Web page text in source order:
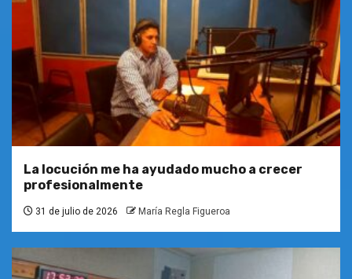
La locución me ha ayudado mucho a crecer
profesionalmente
31 de julio de 2026 María Regla Figueroa